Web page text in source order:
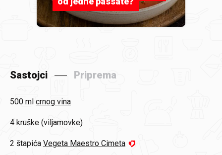
Sastojci Priprema
500 ml crnog vina
4 kruške (viljamovke)
2 štapića Vegeta Maestro Cimeta